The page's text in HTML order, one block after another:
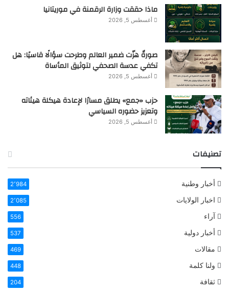
ماذا حققت وزارة الرقمنة في موريتانيا
أغسطس 5, 2026
صورةٌ هزّت ضمير العالم وطرحت سؤالًا قاسيًا: هل
تكفي عدسة الصحفي لتوثيق المأساة
أغسطس 5, 2026
حزب «جمع» يطلق مسارًا لإعادة هيكلة هيئاته
وتعزيز حضوره السياسي
أغسطس 5, 2026
تصنيفات
أخبار وطنية 2٬984
اخبار الولايات 2٬085
آراء 556
أخبار دولية 537
مقالات 469
ولنا كلمة 448
ثقافة 204